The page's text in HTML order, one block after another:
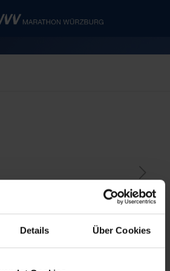
Details Über Cookies
anmelden und Geld sparen